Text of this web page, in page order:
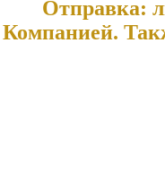
Отправка:
Компанией.